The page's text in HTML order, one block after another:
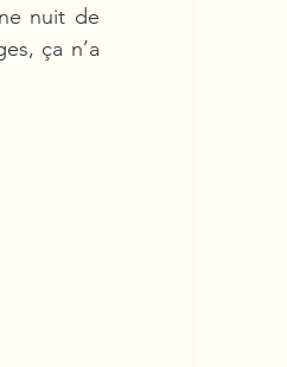
nuit de
ça n’a